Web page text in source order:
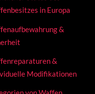
in Europa
&
&
Modifikationen